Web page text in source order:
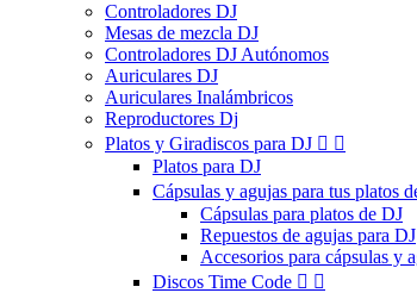
Controladores DJ
Mesas de mezcla DJ
Controladores DJ Autónomos
Auriculares DJ
Auriculares Inalámbricos
Reproductores Dj
Platos y Giradiscos para DJ  
Platos para DJ
Cápsulas y agujas para tus platos
Cápsulas para platos de DJ
Repuestos de agujas para DJ
Accesorios para cápsulas y
Discos Time Code  